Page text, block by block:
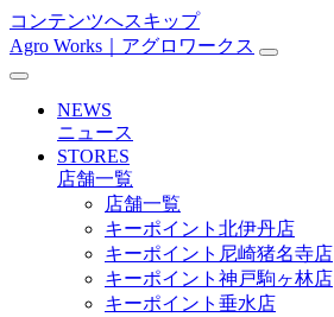
コンテンツへスキップ
メ
イ
Agro Works｜アグロワークス
NEWS
ニュース
STORES
店舗一覧
店舗一覧
キーポイント北伊丹店
キーポイント尼崎猪名寺店
キーポイント神戸駒ヶ林店
キーポイント垂水店